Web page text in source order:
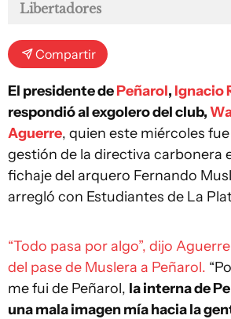
Libertadores
Compartir
El presidente dePeñarol, Ignacio
respondió al exgolero del club,
Aguerre, quien este miércoles
gestión de la directiva carbonera
fichaje del arquero Fernando
arregló con Estudiantes de La
“Todo pasa por algo”, dijo
del pase de Muslera a Peñarol.
me fui de Peñarol, la interna de
una mala imagen mía hacia la